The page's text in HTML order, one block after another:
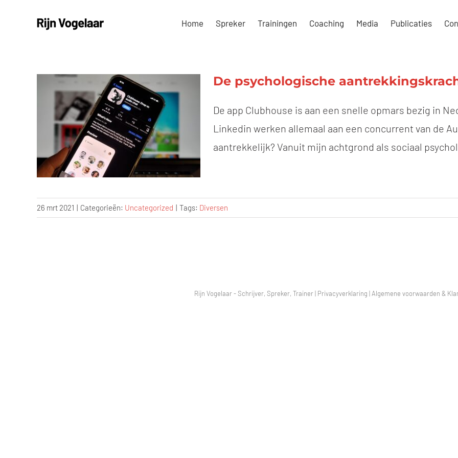
Home Spreker Trainingen Coaching Media Publicaties
De psychologische
De app Clubhouse is aan een snelle opmars bezig in
Linkedin werken allemaal aan een concurrent van de
aantrekkelijk? Vanuit mijn achtgrond als sociaal
26 mrt 2021 | Categorieën: Uncategorized | Tags: Diversen
Rijn Vogelaar - Schrijver, Spreker, Trainer | Privacyverklaring | Algemene voorwaarden &